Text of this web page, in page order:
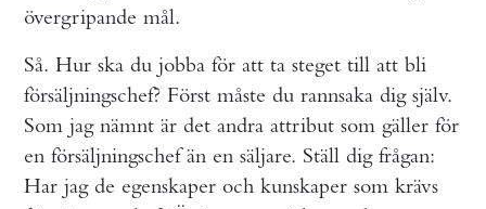
övergripande mål.
Så. Hur ska du jobba för att ta steget till att bli
försäljningschef? Först måste du rannsaka dig själv.
Som jag nämnt är det andra attribut som gäller för
en försäljningschef än en säljare. Ställ dig frågan:
Har jag de egenskaper och kunskaper som krävs